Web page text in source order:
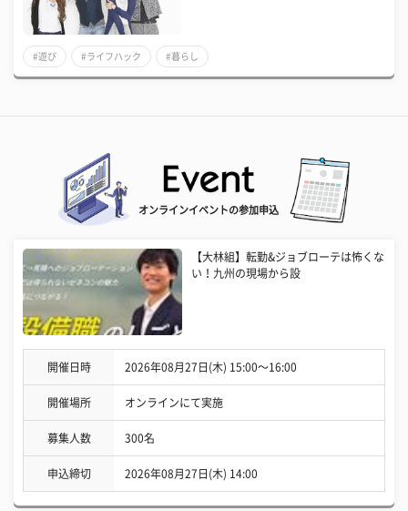
#遊び #ライフハック #暮らし
オンラインイベントの参加申込
【大林組】転勤&ジョブローテは怖くな
い！九州の現場から設
開催日時 2026年08月27日(木) 15:00〜16:00
開催場所 オンラインにて実施
募集人数 300名
申込締切 2026年08月27日(木) 14:00